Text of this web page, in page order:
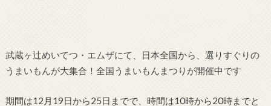
武蔵ヶ辻めいてつ・エムザにて、日本全国から、選りすぐりの
うまいもんが大集合！全国うまいもんまつりが開催中です
期間は12月19日から25日までで、時間は10時から20時までと